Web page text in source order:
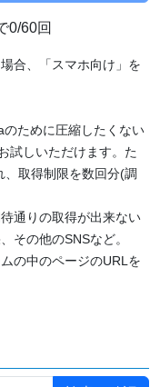
0/60回
合、「スマホ向け」を
ために圧縮したくない
試しいただけます。た
取得制限を数回分(調
通りの取得が出来ない
その他のSNSなど。
の中のページのURLを